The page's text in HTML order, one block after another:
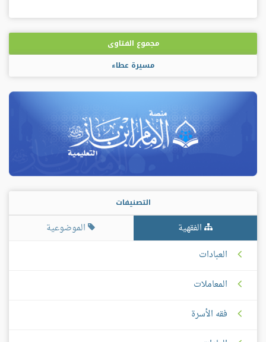
مجموع الفتاوى
مسيرة عطاء
التصنيفات
الفقهية
الموضوعية
العبادات
المعاملات
فقه الأسرة